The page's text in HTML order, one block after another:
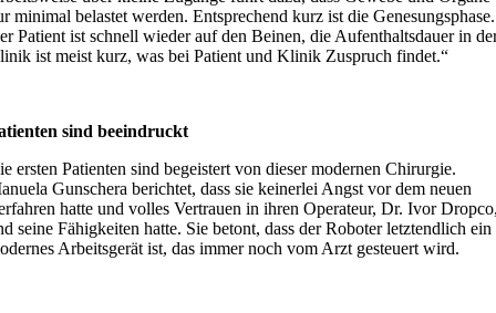
minimal belastet werden. Entsprechend kurz ist die Genesungsphase.
Patient ist schnell wieder auf den Beinen, die Aufenthaltsdauer in
ist meist kurz, was bei Patient und Klinik Zuspruch findet.“
sind beeindruckt
ersten Patienten sind begeistert von dieser modernen Chirurgie.
Gunschera berichtet, dass sie keinerlei Angst vor dem neuen
hatte und volles Vertrauen in ihren Operateur, Dr. Ivor
seine Fähigkeiten hatte. Sie betont, dass der Roboter letztendlich ein
Arbeitsgerät ist, das immer noch vom Arzt gesteuert wird.